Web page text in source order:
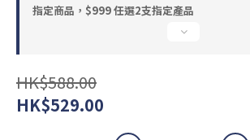
指定商品，$999 任選2支指定產品
HK$588.00
HK$529.00